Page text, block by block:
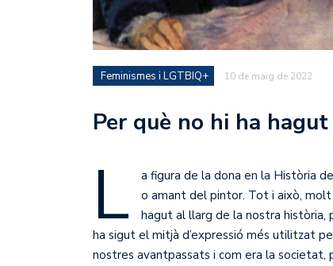
Feminismes i LGTBIQ+ 10 de maig de 2022
Per què no hi ha
L
a figura de la dona en la Història
o amant del pintor. Tot i això,
hagut al llarg de la nostra història,
ha sigut el mitjà d’expressió més utilitzat
nostres avantpassats i com era la societat,